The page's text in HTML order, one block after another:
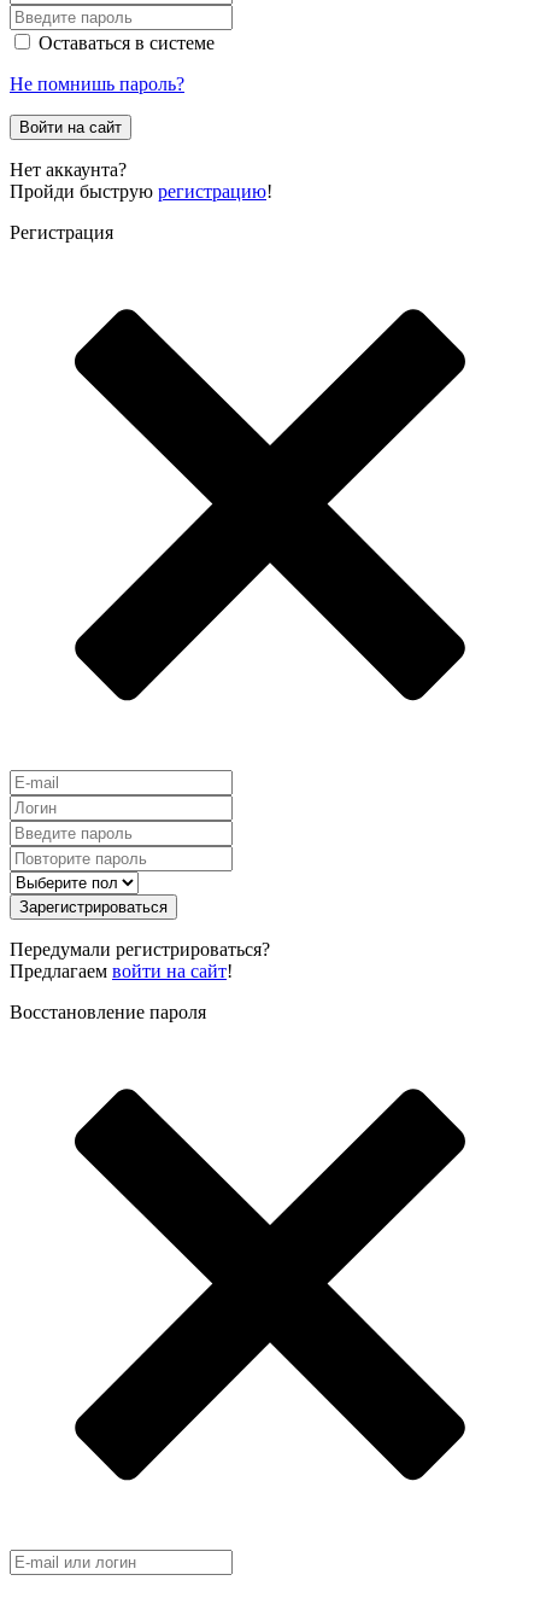
Оставаться в системе
Не помнишь пароль?
Войти на сайт
Нет аккаунта?
Пройди быструю регистрацию!
Регистрация
Зарегистрироваться
Передумали регистрироваться?
Предлагаем войти на сайт!
Восстановление пароля